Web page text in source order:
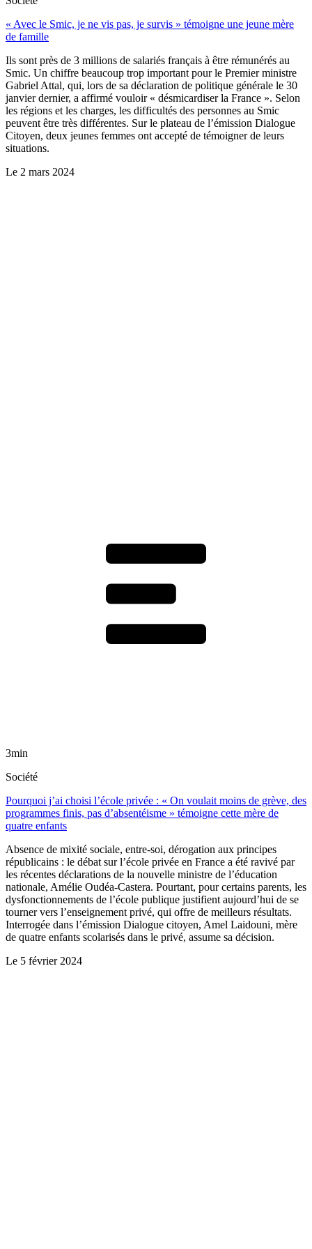
« Avec le Smic, je ne vis pas, je survis » témoigne une jeune mère
de famille
Ils sont près de 3 millions de salariés français à être rémunérés au
Smic. Un chiffre beaucoup trop important pour le Premier ministre
Gabriel Attal, qui, lors de sa déclaration de politique générale le 30
janvier dernier, a affirmé vouloir « désmicardiser la France ». Selon
les régions et les charges, les difficultés des personnes au Smic
peuvent être très différentes. Sur le plateau de l’émission Dialogue
Citoyen, deux jeunes femmes ont accepté de témoigner de leurs
situations.
Le 2 mars 2024
3min
Société
Pourquoi j’ai choisi l’école privée : « On voulait moins de grève, des
programmes finis, pas d’absentéisme » témoigne cette mère de
quatre enfants
Absence de mixité sociale, entre-soi, dérogation aux principes
républicains : le débat sur l’école privée en France a été ravivé par
les récentes déclarations de la nouvelle ministre de l’éducation
nationale, Amélie Oudéa-Castera. Pourtant, pour certains parents, les
dysfonctionnements de l’école publique justifient aujourd’hui de se
tourner vers l’enseignement privé, qui offre de meilleurs résultats.
Interrogée dans l’émission Dialogue citoyen, Amel Laidouni, mère
de quatre enfants scolarisés dans le privé, assume sa décision.
Le 5 février 2024